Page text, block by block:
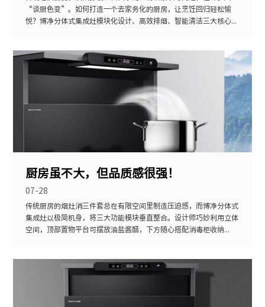
“谈厨色变”。如何打造一个去家务化的厨房，让烹饪回归轻松愉
悦？博净分体式集成灶模块化设计、高效排烟、智能清洁三大核心...
厨房虽不大，但品质感很强！
07-28
传统厨房的烟灶消三件套总在有限空间里制造压迫感，而博净分体式
集成灶以极简机身，将三大功能模块垂直整合。设计师巧妙利用立体
空间，顶部置物平台可摆放油盐酱醋，下方随心搭配消毒柜收纳...